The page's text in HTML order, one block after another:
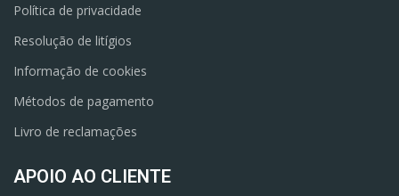
Política de privacidade
Resolução de litígios
Informação de cookies
Métodos de pagamento
Livro de reclamações
APOIO AO CLIENTE